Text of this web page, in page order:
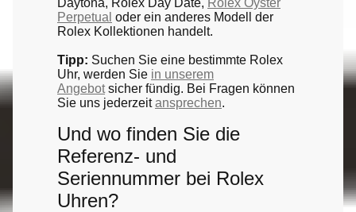
Daytona, Rolex Day Date, Rolex Oyster
Perpetual oder ein anderes Modell der
Rolex Kollektionen handelt.
Tipp: Suchen Sie eine bestimmte Rolex
Uhr, werden Sie in unserem
Angebotsicher fündig. Bei Fragen können
Sie uns jederzeitansprechen.
Und wo finden Sie die
Referenz- und
Seriennummer bei Rolex
Uhren?